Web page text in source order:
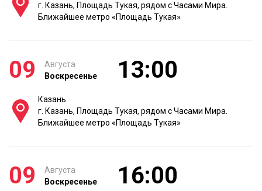
г. Казань, Площадь Тукая, рядом с Часами Мира.
Ближайшее метро «Площадь Тукая»
09
Августа
Воскресенье
13:00
Казань
г. Казань, Площадь Тукая, рядом с Часами Мира.
Ближайшее метро «Площадь Тукая»
09
Августа
Воскресенье
16:00